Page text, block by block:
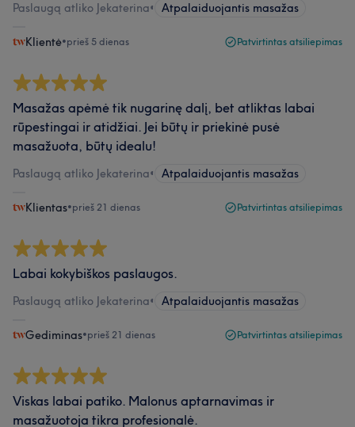
Paslaugą atliko Jekaterina• Atpalaiduojantis masažas
Klientė•prieš 5 dienas Patvirtintas atsiliepimas
Masažas apėmė tik nugarinę dalį, bet atliktas labai
rūpestingai ir atidžiai. Jei būtų ir priekinė pusė
masažuota, būtų idealu!
Paslaugą atliko Jekaterina• Atpalaiduojantis masažas
Klientas•prieš 21 dienas Patvirtintas atsiliepimas
Labai kokybiškos paslaugos.
Paslaugą atliko Jekaterina• Atpalaiduojantis masažas
Gediminas•prieš 21 dienas Patvirtintas atsiliepimas
Viskas labai patiko. Malonus aptarnavimas ir
masažuotoja tikra profesionalė.